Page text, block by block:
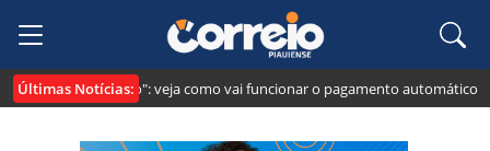
Últimas Notícias:
cria o "Pix Pensão": veja como vai funcionar o pagamento automático da